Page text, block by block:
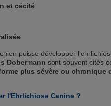
et cécité
puisse développer
Dobermann sont souvent cités
plus sévère ou chronique
l'Ehrlichiose Canine ?